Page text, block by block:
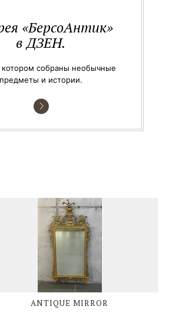
«БерсоАнтик»
в ДЗЕН.
собраны необычные
предметы и истории.
ANTIQUE MIRROR